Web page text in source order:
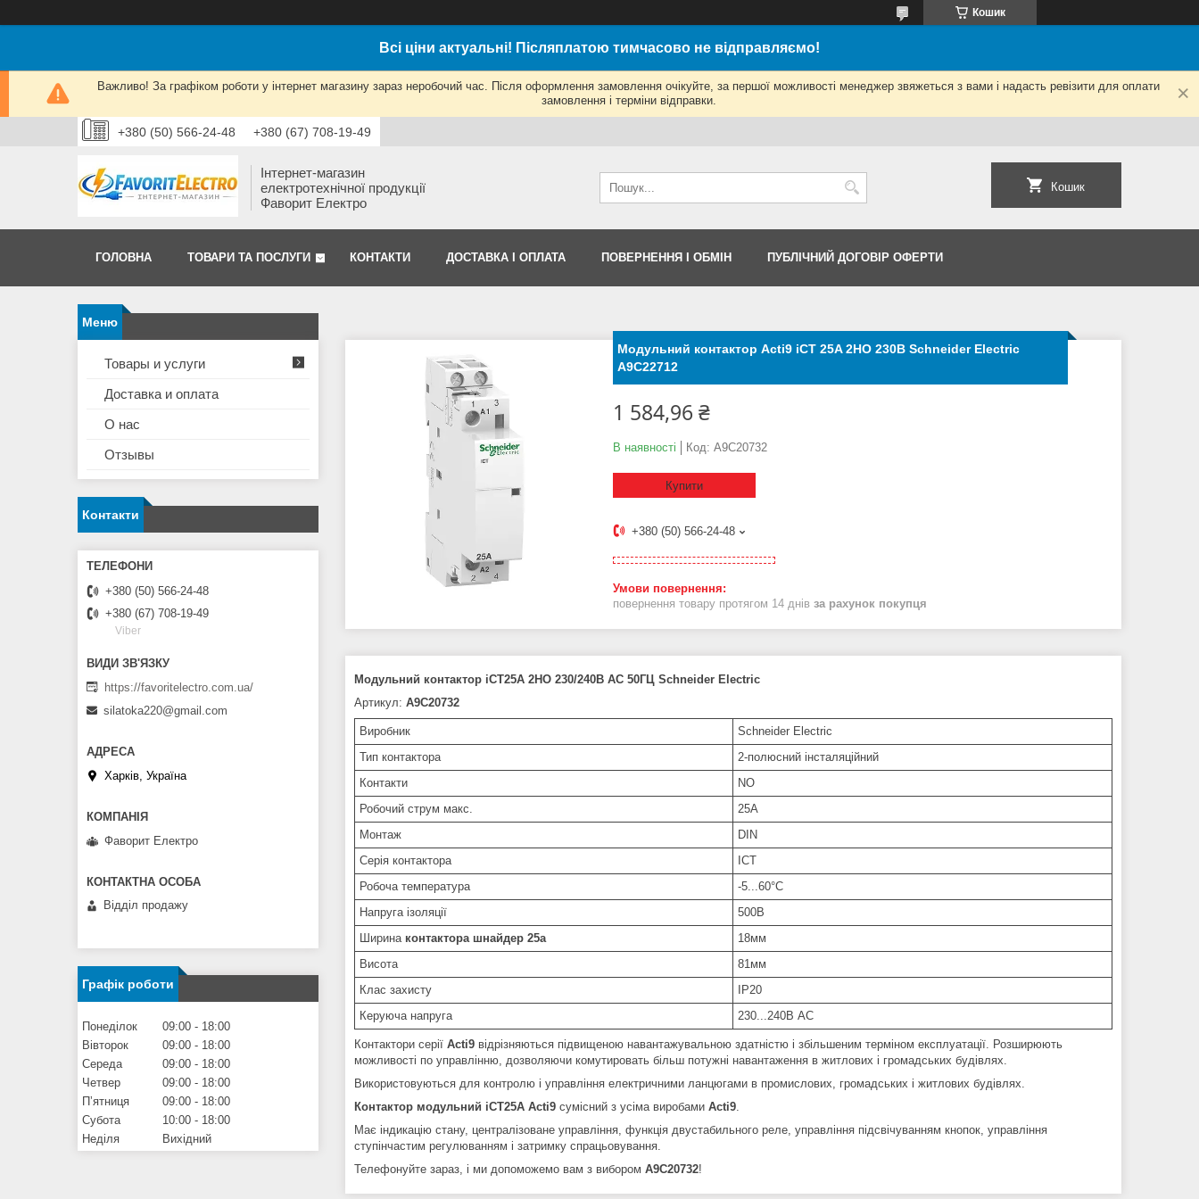
Кошик
Всі ціни актуальні! Післяплатою тимчасово не відправляємо!
Важливо! За графіком роботи у інтернет магазину зараз неробочий час. Після оформлення замовлення очікуйте, за першої можливості менеджер звяжеться з вами і надасть ревізити для оплати
замовлення і терміни відправки.
+380 (50) 566-24-48 +380 (67) 708-19-49
Інтернет-магазин
електротехнічної продукції
Фаворит Електро
Кошик
ГОЛОВНА ТОВАРИ ТА ПОСЛУГИ КОНТАКТИ ДОСТАВКА І ОПЛАТА ПОВЕРНЕННЯ І ОБМІН ПУБЛІЧНИЙ ДОГОВІР ОФЕРТИ
Модульний контактор Acti9 iCT 25A 2НО 230В Schneider Electric
A9C22712
1 584,96 ₴
В наявності Код: A9C20732
Купити
+380 (50) 566-24-48
повернення товару протягом 14 днів за рахунок покупця
Модульний контактор iCT25A 2НО 230/240В АС 50ГЦ Schneider Electric
Артикул: A9C20732
Виробник
Schneider Electric
Тип контактора
2-полюсний інсталяційний
Контакти
NO
Робочий струм макс.
25А
Монтаж
DIN
Серія контактора
ICT
Робоча температура
-5...60°C
Напруга ізоляції
500В
Ширина контактора шнайдер 25а
18мм
Висота
81мм
Клас захисту
IP20
Керуюча напруга
230...240В AC
Контактори серії Acti9 відрізняються підвищеною навантажувальною здатністю і збільшеним терміном експлуатації. Розширюють
можливості по управлінню, дозволяючи комутировать більш потужні навантаження в житлових і громадських будівлях.
Використовуються для контролю і управління електричними ланцюгами в промислових, громадських і житлових будівлях.
Контактор модульний iCT25A Acti9 сумісний з усіма виробами Acti9
Має індикацію стану, централізоване управління, функція двустабильного реле, управління підсвічуванням кнопок, управління
ступінчастим регулюванням і затримку спрацьовування.
Телефонуйте зараз, і ми допоможемо вам з вибором A9C20732!
Товары и услуги
Доставка и оплата
О нас
Отзывы
Контакти
+380 (50) 566-24-48
+380 (67) 708-19-49
Viber
https://favoritelectro.com.ua/
silatoka220@gmail.com
Харків, Україна
Фаворит Електро
Відділ продажу
Графік роботи
Понеділок 09:00
18:00
Вівторок
09:00
18:00
Середа
09:00
18:00
Четвер
09:00
18:00
Пʼятниця
09:00
18:00
Субота
10:00
18:00
Неділя
Вихідний